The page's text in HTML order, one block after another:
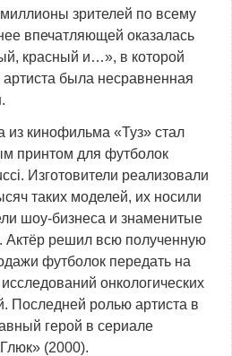
зрителей по всему
впечатляющей оказалась
красный и…», в которой
была несравненная
из кинофильма «Туз» стал
принтом для футболок
Изготовители реализовали
таких моделей, их носили
шоу-бизнеса и знаменитые
Актёр решил всю полученную
футболок передать на
онкологических
Последней ролью артиста в
герой в сериале
(2000).